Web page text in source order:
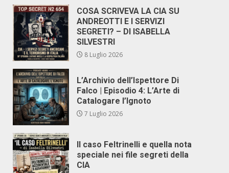
COSA SCRIVEVA LA CIA SU
ANDREOTTI E I SERVIZI
SEGRETI? – DI ISABELLA
SILVESTRI
8 Luglio 2026
L’Archivio dell’Ispettore Di
Falco | Episodio 4: L’Arte di
Catalogare l’Ignoto
7 Luglio 2026
Il caso Feltrinelli e quella nota
speciale nei file segreti della
CIA